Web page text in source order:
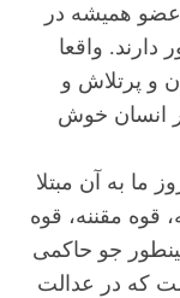
عضو همیشه در
واقعا
و پرتلاش و
انسان خوش
ما به آن مبتلا
قوه مقننه، قوه
جو حاکمی
که در عدالت